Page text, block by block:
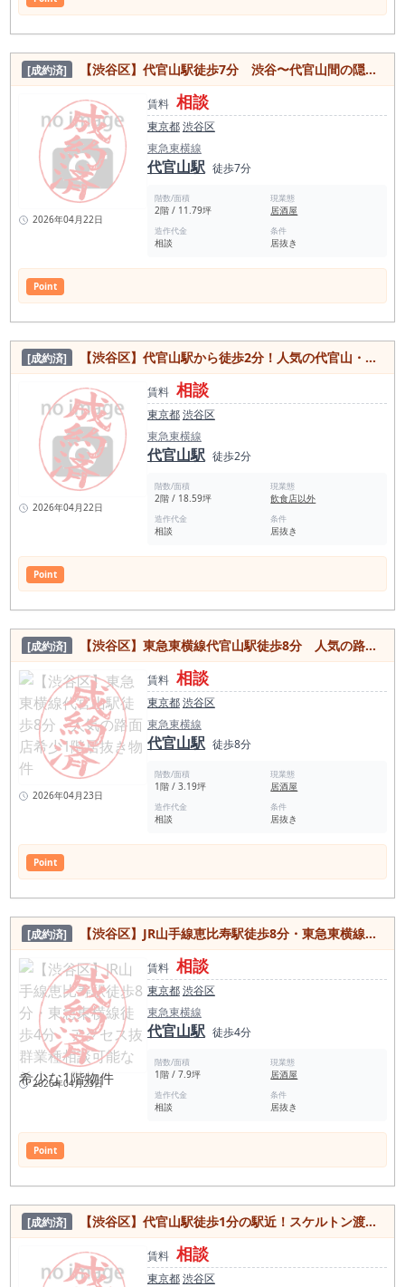
[成約済] 【渋谷区】代官山駅徒歩7分 渋谷〜代官山間の隠れ家！人気エリアのBAR居抜き物件
2026年04月22日
賃料 相談
東京都渋谷区
東急東横線
代官山駅 徒歩7分
階数/面積
2階 / 11.79坪
現業態
居酒屋
造作代金
相談
条件
居抜き
Point
[成約済] 【渋谷区】代官山駅から徒歩2分！人気の代官山・恵比寿エリア 現況クッキングスタジオの居抜き物件
2026年04月22日
賃料 相談
東京都渋谷区
東急東横線
代官山駅 徒歩2分
階数/面積
2階 / 18.59坪
現業態
飲食店以外
造作代金
相談
条件
居抜き
Point
[成約済] 【渋谷区】東急東横線代官山駅徒歩8分 人気の路面店希少1階居抜き物件
2026年04月23日
賃料 相談
東京都渋谷区
東急東横線
代官山駅 徒歩8分
階数/面積
1階 / 3.19坪
現業態
居酒屋
造作代金
相談
条件
居抜き
Point
[成約済] 【渋谷区】JR山手線恵比寿駅徒歩8分・東急東横線徒歩4分 アクセス抜群業種相談可能な希少な1階物件
2026年04月23日
賃料 相談
東京都渋谷区
東急東横線
代官山駅 徒歩4分
階数/面積
1階 / 7.9坪
現業態
居酒屋
造作代金
相談
条件
居抜き
Point
[成約済] 【渋谷区】代官山駅徒歩1分の駅近！スケルトン渡しも可能なカフェ居抜き物件！
賃料 相談
東京都渋谷区